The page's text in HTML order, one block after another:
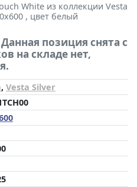
White из коллекции Vesta
, цвет белый
позиция снята с
на складе нет,
, Vesta Silver